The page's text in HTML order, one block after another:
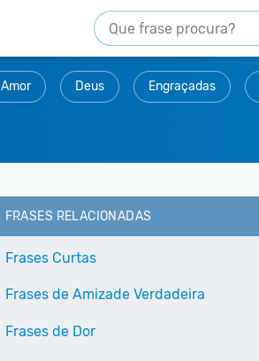
Amor Deus Engraçadas
FRASES RELACIONADAS
Frases Curtas
Frases de Amizade Verdadeira
Frases de Dor